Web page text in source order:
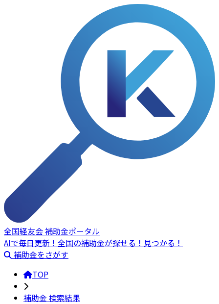
全国経友会 補助金ポータル
AIで毎日更新！全国の補助金が探せる！見つかる！
補助金をさがす
TOP
補助金 検索結果